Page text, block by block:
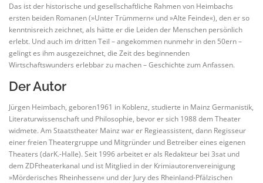
Das ist der historische und gesellschaftliche Rahmen von Heimbachs
ersten beiden Romanen (»Unter Trümmern« und »Alte Feinde«), den er so
kenntnisreich zeichnet, als hätte er die Leiden der Menschen persönlich
erlebt. Und auch im dritten Teil – angekommen nunmehr in den 50ern –
gelingt es ihm ausgezeichnet, die Zeit des beginnenden
Wirtschaftswunders erlebbar zu machen – Geschichte zum Anfassen.
Der Autor
Jürgen Heimbach, geboren1961 in Koblenz, studierte in Mainz Germanistik,
Literaturwissenschaft und Philosophie, bevor er sich 1988 dem Theater
widmete. Am Staatstheater Mainz war er Regieassistent, dann Regisseur
einer freien Theatergruppe und Mitgründer und Betreiber eines eigenen
Theaters (darK.-Halle). Seit 1996 arbeitet er als Redakteur bei 3sat und
dem ZDFtheaterkanal und ist Mitglied in der Krimiautorenvereinigung
»Mörderisches Rheinhessen« und der Jury des Rheinland-Pfälzischen